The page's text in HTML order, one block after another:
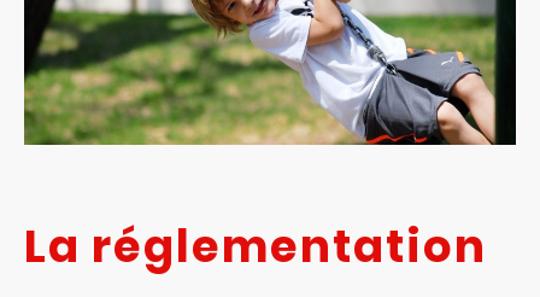
La réglementation